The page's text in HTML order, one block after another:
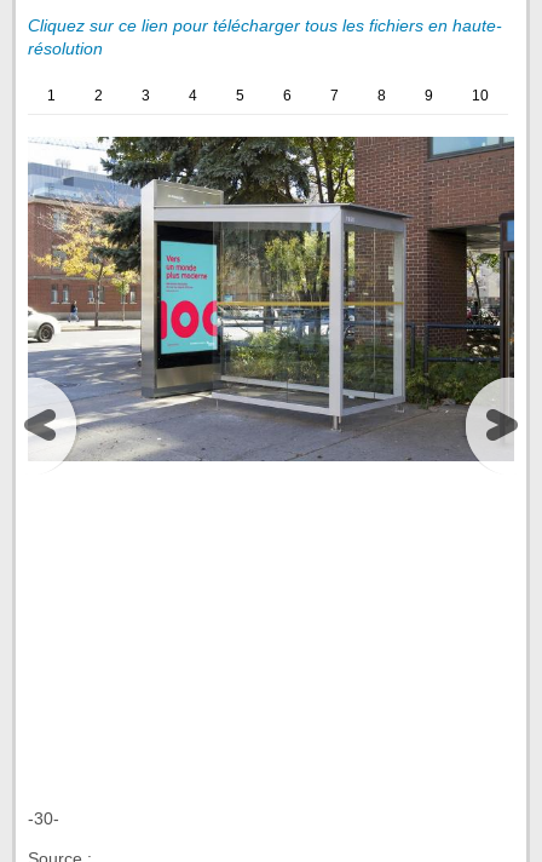
Cliquez sur ce lien pour télécharger tous les fichiers en haute-
résolution
1 2 3 4 5 6 7 8 9 10
-30-